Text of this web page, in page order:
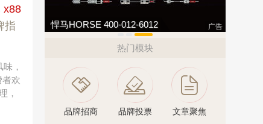
x88
指
，
欢
，
万嘉WANJIA 400-861-6677 广告
热门模块
品牌招商 品牌投票 文章聚焦